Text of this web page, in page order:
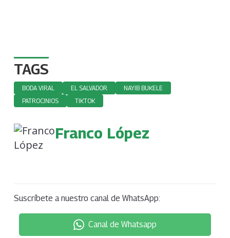
TAGS
BODA VIRAL EL SALVADOR
NAYIB BUKELE
PATROCINIOS
TIKTOK
Franco López
Suscríbete a nuestro canal de WhatsApp:
Canal de Whatsapp